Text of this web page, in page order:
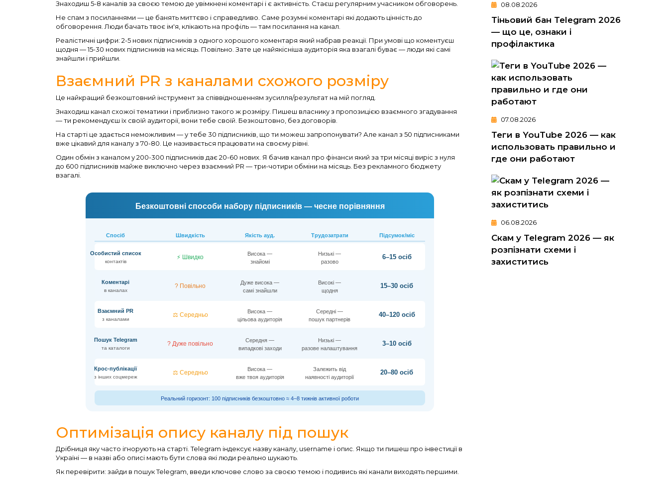
Знаходиш 5-8 каналів за своєю темою де увімкнені коментарі і є активність. Стаєш регулярним учасником обговорень.
Не спам з посиланнями — це банять миттєво і справедливо. Саме розумні коментарі які додають цінність до
обговорення. Люди бачать твоє ім'я, клікають на профіль — там посилання на канал.
Реалістичні цифри: 2-5 нових підписників з одного хорошого коментаря який набрав реакції. При умові що коментуєш
щодня — 15-30 нових підписників на місяць. Повільно. Зате це найякісніша аудиторія яка взагалі буває — люди які самі
знайшли і прийшли.
Взаємний PR з каналами схожого розміру
Це найкращий безкоштовний інструмент за співвідношенням зусилля/результат на мій погляд.
Знаходиш канал схожої тематики і приблизно такого ж розміру. Пишеш власнику з пропозицією взаємного згадування
— ти рекомендуєш їх своїй аудиторії, вони тебе своїй. Безкоштовно, без договорів.
На старті це здається неможливим — у тебе 30 підписників, що ти можеш запропонувати? Але канал з 50 підписниками
вже цікавий для каналу з 70-80. Це називається працювати на своєму рівні.
Один обмін з каналом у 200-300 підписників дає 20-60 нових. Я бачив канал про фінанси який за три місяці виріс з нуля
до 600 підписників майже виключно через взаємний PR — три-чотири обміни на місяць. Без рекламного бюджету
взагалі.
Безкоштовні способи набору підписників — чесне порівняння
Спосіб Швидкість Якість ауд. Трудозатрати Підсумок/міс
Особистий список
контактів
⚡ Швидко
Висока —
знайомі
Низькі —
разово
6–15 осіб
Коментарі
в каналах
? Повільно
Дуже висока —
самі знайшли
Високі —
щодня
15–30 осіб
Взаємний PR
з каналами
⚖️ Середньо
Висока —
цільова аудиторія
Середні —
пошук партнерів
40–120 осіб
Пошук Telegram
та каталоги
? Дуже повільно
Середня —
випадкові заходи
Низькі —
разове налаштування
3–10 осіб
Крос-публікації
з інших соцмереж
⚖️ Середньо
Висока —
вже твоя аудиторія
Залежить від
наявності аудиторії
20–80 осіб
Реальний горизонт: 100 підписників безкоштовно ≈ 4–8 тижнів активної роботи
Оптимізація опису каналу під пошук
Дрібниця яку часто ігнорують на старті. Telegram індексує назву каналу, username і опис. Якщо ти пишеш про інвестиції в
Україні — в назві або описі мають бути слова які люди реально шукають.
Як перевірити: зайди в пошук Telegram, введи ключове слово за своєю темою і подивись які канали виходять першими.
08.08.2026
Тіньовий бан Telegram 2026
— що це, ознаки і
профілактика
07.08.2026
Теги в YouTube 2026 — как
использовать правильно и
где они работают
06.08.2026
Скам у Telegram 2026 — як
розпізнати схеми і
захиститись